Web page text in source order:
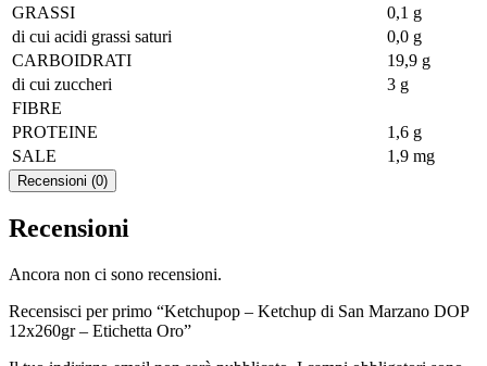
GRASSI
0,1 g
di cui acidi grassi saturi
0,0 g
CARBOIDRATI
19,9 g
di cui zuccheri
3 g
FIBRE
PROTEINE
1,6 g
SALE
1,9 mg
Recensioni (0)
Recensioni
Ancora non ci sono recensioni.
Recensisci per primo “Ketchupop – Ketchup di San Marzano DOP
12x260gr – Etichetta Oro”